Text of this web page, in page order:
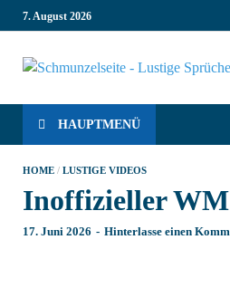
7. August 2026
HAUPTMENÜ
HOME / LUSTIGE VIDEOS
Inoffizieller WM
17. Juni 2026 - Hinterlasse einen